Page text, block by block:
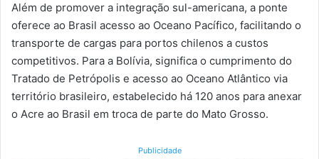
Além de promover a integração sul-americana, a ponte
oferece ao Brasil acesso ao Oceano Pacífico, facilitando o
transporte de cargas para portos chilenos a custos
competitivos. Para a Bolívia, significa o cumprimento do
Tratado de Petrópolis e acesso ao Oceano Atlântico via
território brasileiro, estabelecido há 120 anos para anexar
o Acre ao Brasil em troca de parte do Mato Grosso.
Publicidade